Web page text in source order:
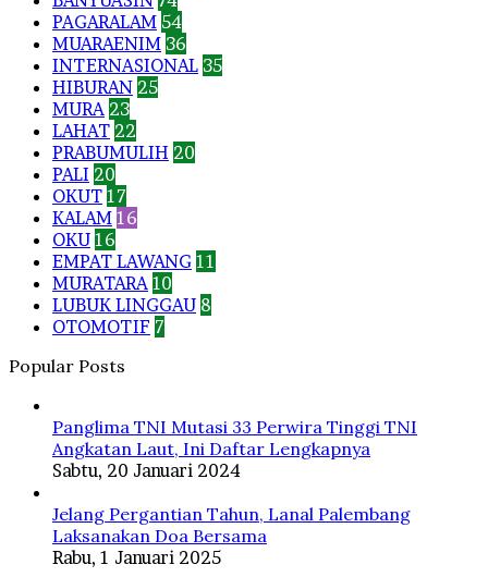
PAGARALAM 54
MUARAENIM 36
INTERNASIONAL 35
HIBURAN 25
MURA 23
LAHAT 22
PRABUMULIH 20
PALI 20
OKUT 17
KALAM 16
OKU 16
EMPAT LAWANG 11
MURATARA 10
LUBUK LINGGAU 8
OTOMOTIF 7
Popular Posts
Panglima TNI Mutasi 33 Perwira Tinggi TNI
Angkatan Laut, Ini Daftar Lengkapnya
Sabtu, 20 Januari 2024
Jelang Pergantian Tahun, Lanal Palembang
Laksanakan Doa Bersama
Rabu, 1 Januari 2025